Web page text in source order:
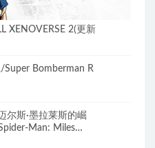
XENOVERSE 2(更新
Super Bomberman R
尔斯·墨拉莱斯的崛
Man: Miles